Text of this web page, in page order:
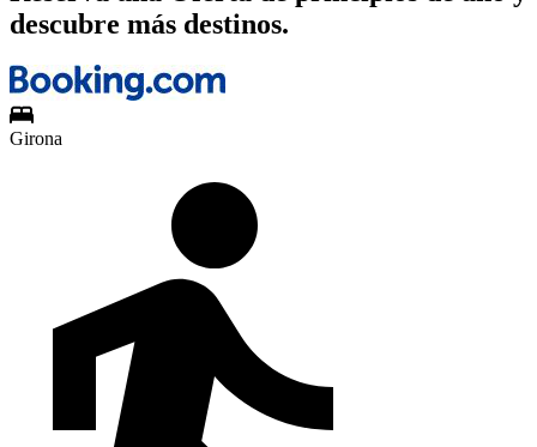
descubre más destinos.
Girona